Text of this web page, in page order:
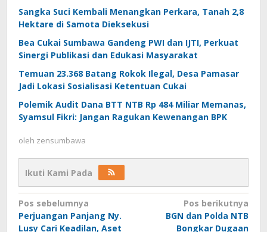
Sangka Suci Kembali Menangkan Perkara, Tanah 2,8
Hektare di Samota Dieksekusi
Bea Cukai Sumbawa Gandeng PWI dan IJTI, Perkuat
Sinergi Publikasi dan Edukasi Masyarakat
Temuan 23.368 Batang Rokok Ilegal, Desa Pamasar
Jadi Lokasi Sosialisasi Ketentuan Cukai
Polemik Audit Dana BTT NTB Rp 484 Miliar Memanas,
Syamsul Fikri: Jangan Ragukan Kewenangan BPK
oleh zensumbawa
Ikuti Kami Pada
Navigasi
pos
Pos sebelumnya
Perjuangan Panjang Ny.
Lusy Cari Keadilan, Aset
Pos berikutnya
BGN dan Polda NTB
Bongkar Dugaan